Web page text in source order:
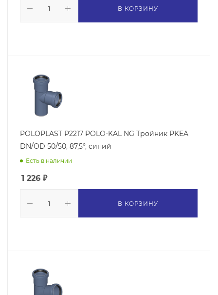
В КОРЗИНУ
POLOPLAST P2217 POLO-KAL NG Тройник PKEA
DN/OD 50/50, 87,5°, синий
Есть в наличии
1 226 ₽
В КОРЗИНУ